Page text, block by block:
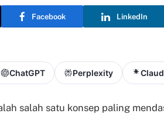
Facebook LinkedIn
ChatGPT Perplexity
salah satu konsep paling